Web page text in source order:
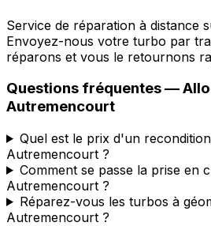
Service de réparation à distance
Envoyez-nous votre turbo par
réparons et vous le retournons
Questions fréquentes —
Autremencourt
Quel est le prix d'un
Autremencourt ?
Comment se passe la prise en
Autremencourt ?
Réparez-vous les turbos à
Autremencourt ?